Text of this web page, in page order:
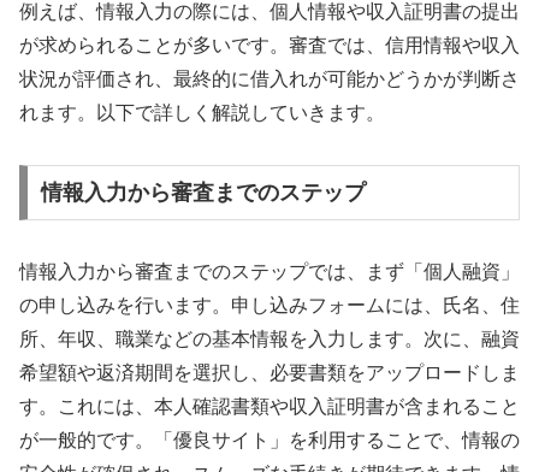
例えば、情報入力の際には、個人情報や収入証明書の提出
が求められることが多いです。審査では、信用情報や収入
状況が評価され、最終的に借入れが可能かどうかが判断さ
れます。以下で詳しく解説していきます。
情報入力から審査までのステップ
情報入力から審査までのステップでは、まず「個人融資」
の申し込みを行います。申し込みフォームには、氏名、住
所、年収、職業などの基本情報を入力します。次に、融資
希望額や返済期間を選択し、必要書類をアップロードしま
す。これには、本人確認書類や収入証明書が含まれること
が一般的です。「優良サイト」を利用することで、情報の